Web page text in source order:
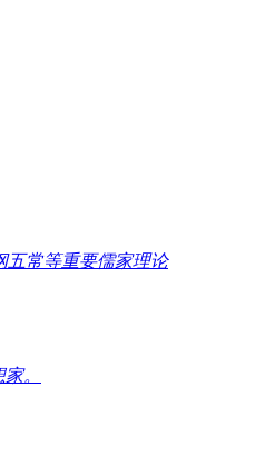
五常等重要儒家理论
。